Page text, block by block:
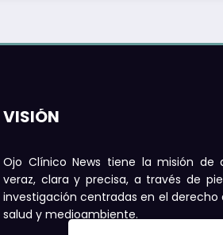
VISIÓN
Ojo Clínico News tiene la misión de
veraz, clara y precisa, a través de
investigación centradas en el
salud y medioambiente.